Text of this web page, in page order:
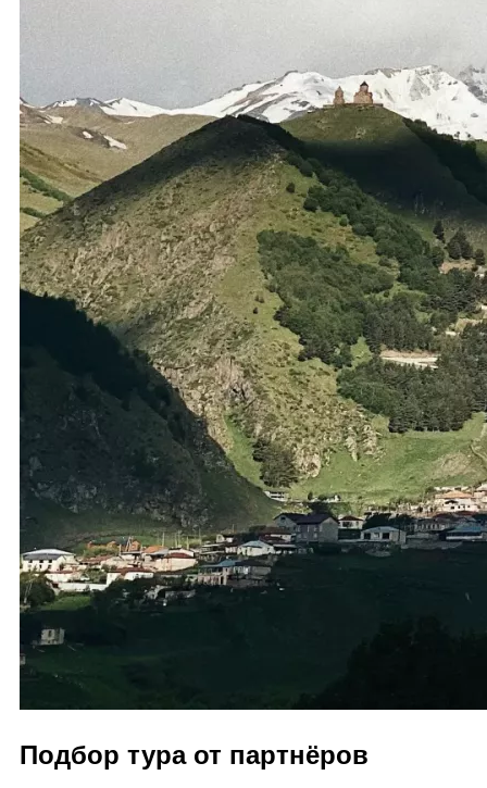
Подбор тура от партнёров